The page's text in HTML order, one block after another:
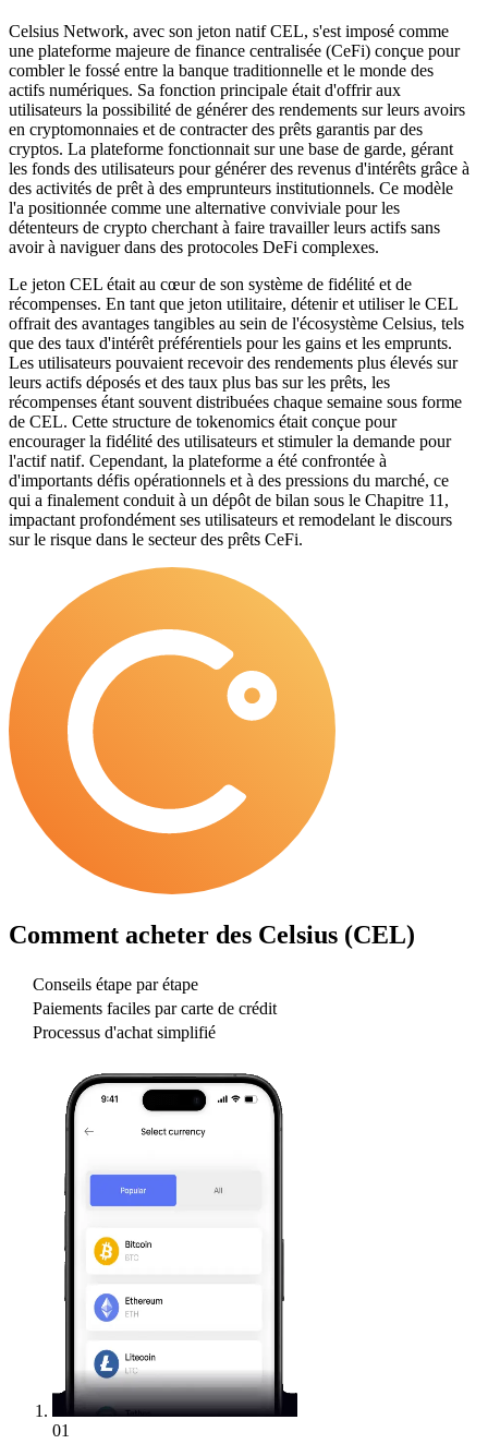
Celsius Network, avec son jeton natif CEL, s'est imposé comme
une plateforme majeure de finance centralisée (CeFi) conçue pour
combler le fossé entre la banque traditionnelle et le monde des
actifs numériques. Sa fonction principale était d'offrir aux
utilisateurs la possibilité de générer des rendements sur leurs avoirs
en cryptomonnaies et de contracter des prêts garantis par des
cryptos. La plateforme fonctionnait sur une base de garde, gérant
les fonds des utilisateurs pour générer des revenus d'intérêts grâce à
des activités de prêt à des emprunteurs institutionnels. Ce modèle
l'a positionnée comme une alternative conviviale pour les
détenteurs de crypto cherchant à faire travailler leurs actifs sans
avoir à naviguer dans des protocoles DeFi complexes.
Le jeton CEL était au cœur de son système de fidélité et de
récompenses. En tant que jeton utilitaire, détenir et utiliser le CEL
offrait des avantages tangibles au sein de l'écosystème Celsius, tels
que des taux d'intérêt préférentiels pour les gains et les emprunts.
Les utilisateurs pouvaient recevoir des rendements plus élevés sur
leurs actifs déposés et des taux plus bas sur les prêts, les
récompenses étant souvent distribuées chaque semaine sous forme
de CEL. Cette structure de tokenomics était conçue pour
encourager la fidélité des utilisateurs et stimuler la demande pour
l'actif natif. Cependant, la plateforme a été confrontée à
d'importants défis opérationnels et à des pressions du marché, ce
qui a finalement conduit à un dépôt de bilan sous le Chapitre 11,
impactant profondément ses utilisateurs et remodelant le discours
sur le risque dans le secteur des prêts CeFi.
Comment acheter des Celsius (CEL)
Conseils étape par étape
Paiements faciles par carte de crédit
Processus d'achat simplifié
01